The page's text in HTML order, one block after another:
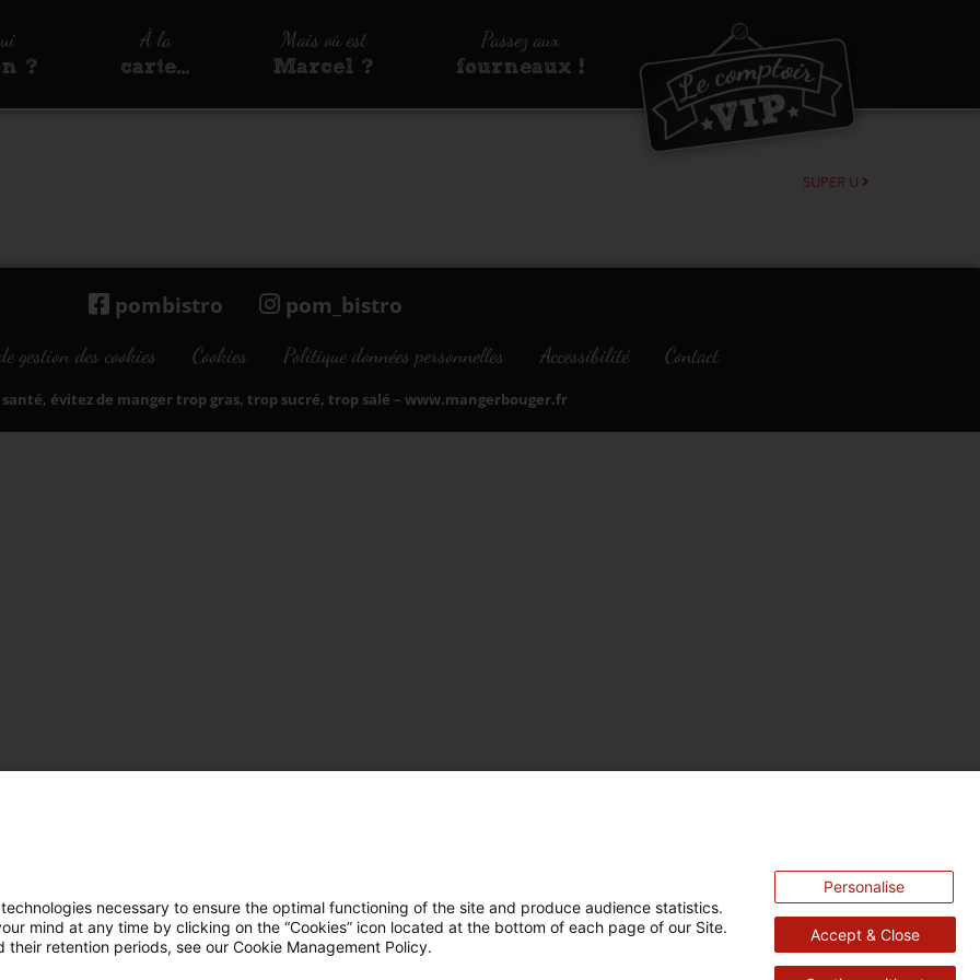
?
À la
carte…
Mais où est
Marcel ?
Passez aux
fourneaux !
SUPER U
pombistro pom_bistro
gestion des cookies Cookies Politique données personnelles Accessibilité Contact
évitez de manger trop gras, trop sucré, trop salé – www.mangerbouger.fr
necessary to ensure the optimal functioning of the site and produce audience statistics.
mind at any time by clicking on the “Cookies” icon located at the bottom of each page of our Site.
retention periods, see our Cookie Management Policy.
Personalise
Accept & Close